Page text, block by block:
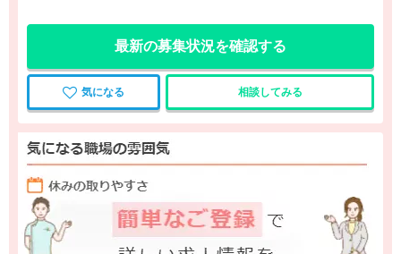
最新の募集状況を確認する
気になる 相談してみる